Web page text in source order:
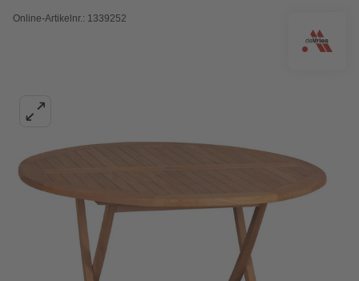
Online-Artikelnr.: 1339252